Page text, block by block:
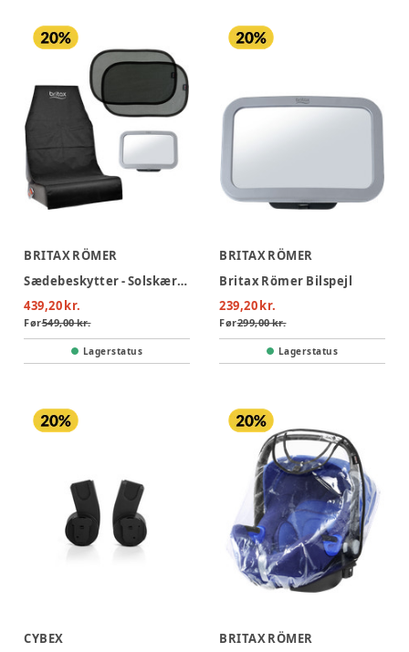
BRITAX RÖMER
Sædebeskytter - Solskærm - Babyspejl pakke
439,20 kr.
Før549,00 kr.
Lagerstatus
BRITAX RÖMER
Britax Römer Bilspejl
239,20 kr.
Før299,00 kr.
Lagerstatus
CYBEX
BRITAX RÖMER